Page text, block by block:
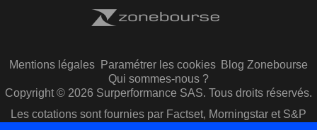
Mentions légales Paramétrer les cookies Blog Zonebourse
Qui sommes-nous ?
Copyright © 2026 Surperformance SAS. Tous droits réservés.
Les cotations sont fournies par Factset, Morningstar et S&P